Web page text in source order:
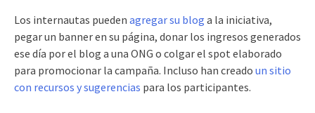
Los internautas pueden agregar su blog a la iniciativa,
pegar un banner en su página, donar los ingresos generados
ese día por el blog a una ONG o colgar el spot elaborado
para promocionar la campaña. Incluso han creado un sitio
con recursos y sugerencias para los participantes.